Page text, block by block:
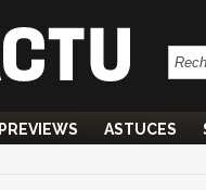
PREVIEWS ASTUCES